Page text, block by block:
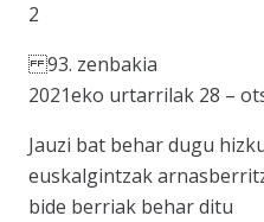
2
93. zenbakia
2021eko urtarrilak 28 –
Jauzi bat behar dugu
euskalgintzak
bide berriak behar ditu